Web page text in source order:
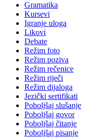
Gramatika
Kursevi
Igranje uloga
Likovi
Debate
Režim foto
Režim poziva
Režim rečenice
Režim riječi
Režim dijaloga
Jezički sertifikati
Poboljšaj slušanje
Poboljšaj govor
Poboljšaj čitanje
Poboljšaj pisanje